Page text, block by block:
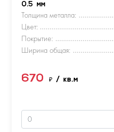
0.5 мм
Толщина металла:
Цвет:
Покрытие:
Ширина общая:
670 ₽ / кв.м